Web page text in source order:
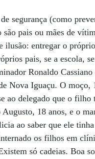
segurança (como
são pais ou mães de
ilusão: entregar o
pais, se a escola,
Ronaldo
Nova Iguaçu. O moço,
ao delegado que o
18 anos, e o
ao saber que ele
os filhos em
só cadeias. Boa